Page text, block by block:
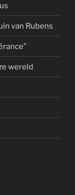
van Rubens
wereld